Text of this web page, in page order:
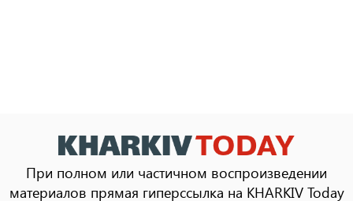
При полном или частичном воспроизведении
материалов прямая гиперссылка на KHARKIV Today